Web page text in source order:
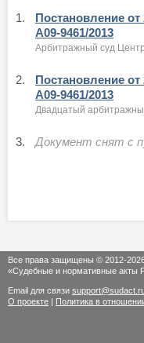
1.
Постановление
А09-9461/2013
Арбитражный суд
2.
Постановление от
А09-9461/2013
Двадцатый
3. Документ снят с
Все права защищены © 2012-
«Судебные и нормативные акты
Email для связи
О проекте | Политика в